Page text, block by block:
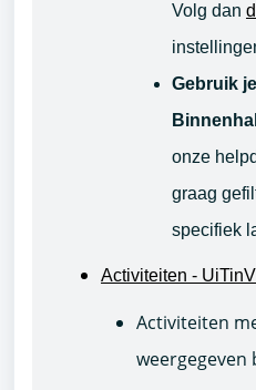
Volg dan
Gebruik
onze
graag
specifiek
Activiteiten -
Activiteiten
weergegeven